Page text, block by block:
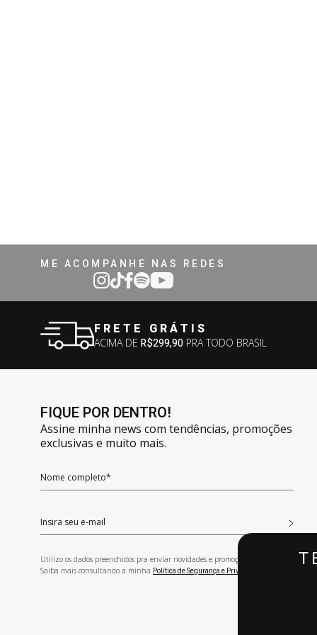
ME ACOMPANHE NAS REDES
FRETE GRÁTIS
ACIMA DE R$299,90 PRA TODO BRASIL
FIQUE POR DENTRO!
Assine minha news com tendências, promoções
exclusivas e muito mais.
Utilizo os dados preenchidos pra enviar novidades e promoções exclusivas.
Saiba mais consultando a minha Política de Segurança e Privacidade